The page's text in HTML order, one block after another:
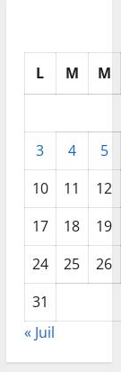
L M M
3 4
5
10
11
12
17
18
19
24
25
26
31
« Juil